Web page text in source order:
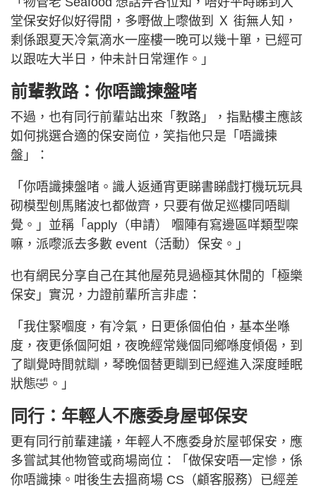
堂保安好似好得閒，多嘢做上嚟做到 Ｘ 街無人知，
剩係跟夏天冷氣滴水一座樓一晚可以幾十單，已經可
以跟咗大半日，仲未計日常運作。」
前輩教路：你唔識揀盤啫
不過，也有同行前輩站出來「教路」，指點樓主應該
如何挑選合適的保安崗位，笑指他只是「唔識揀
盤」：
「你唔識揀盤啫。識人返通宵更睇書睇戲打機玩玩具
砌模型刨馬賭波乜都做齊，只要有做足巡樓同唔瞓
覺。」並稱「apply（申請） 嗰陣有寫邊區咩類型㗎
嘛，派嚟派去多數 event（活動）保安。」
也有網民分享自己在其他屋苑見過極其休閒的「極樂
保安」實況，力證前輩所言非虛：
「我住緊嗰度，有冷氣，日更係個伯伯，基本坐喺
度，夜更係個阿姐，夜晚經常幾個同鄉喺度傾偈，到
了瞓覺時間就瞓，琴晚個替更瞓到已經進入深度睡眠
狀態🤣。」
同行：年輕人不應委身屋邨保安
更有同行前輩建議，年輕人不應委身於屋邨保安，應
多嘗試其他物管或商場崗位：「做保安唔一定慘，係
你唔識揀。咁後生去搵商場 CS（顧客服務）已經差